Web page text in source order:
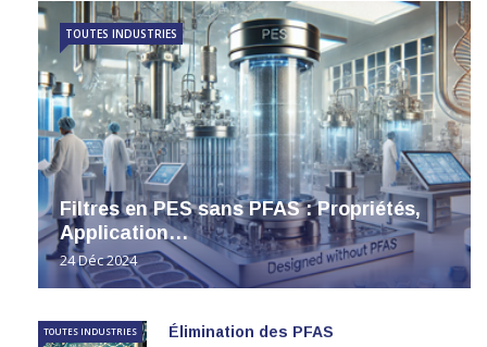
Filtres en PES sans PFAS : Propriétés,
Application…
24 Déc 2024
TOUTES INDUSTRIES
Élimination des PFAS
TOUTES INDUSTRIES